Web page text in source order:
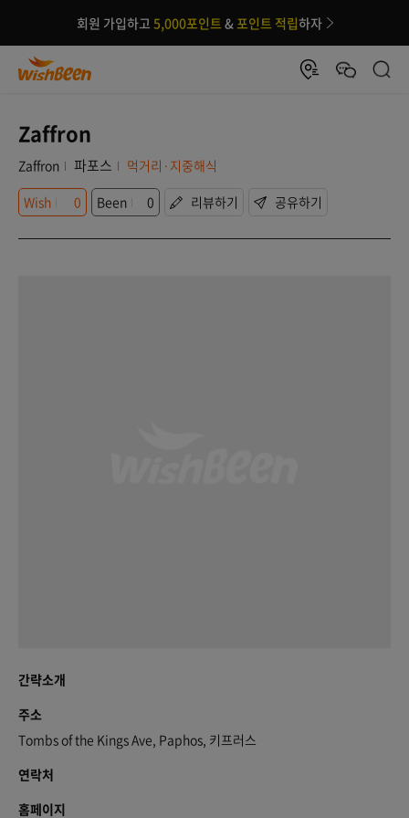
회원 가입하고 5,000포인트 &포인트 적립하자
Zaffron
Zaffron 파포스
먹거리·지중해식
Wish
0 Been 0 리뷰하기 공유하기
간략소개
주소
Tombs of the Kings Ave, Paphos, 키프러스
연락처
홈페이지